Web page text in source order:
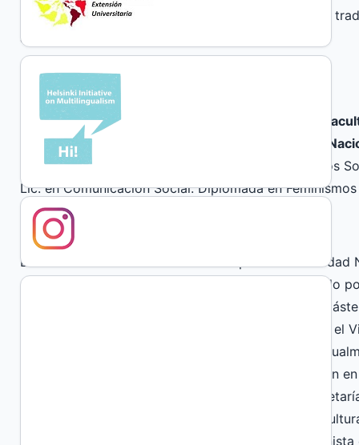
and militant outreach practice, which questions the
apolitical knowledge.
Author Biographies
Paola Bonavitta, Centro de Investigaciones de la
de Innovación, Ciencia y Tecnología, Universidad
Becaria Postdoctoral CONICET. Doctora en Estudios
Lic. en Comunicación Social. Diplomada en
Clara Presman, National University of Córdoba
Licenciada en Comunicación Social por la
en Derechos Humanos, Interculturalidad y Desarrollo
(España, 2019). Obtuvo matrícula de honor en su
fin de máster en estudios de Género, otorgado por
la Universidad Pablo de Olavide, Sevilla (2019).
Públicas en el Instituto de Investigación y Formación
Sociales de la UNC. Es becaria doctoral de la
investigación en el Centro de Investigaciones de
equipo de investigación “El Telar. Comunidad